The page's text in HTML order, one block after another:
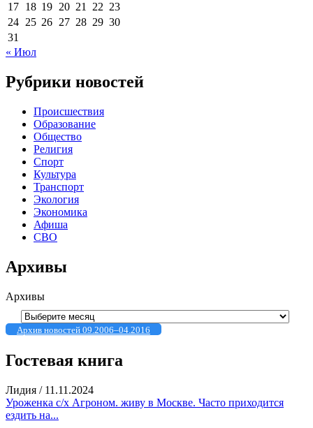
17 18 19 20 21 22 23
24 25 26 27 28 29 30
31
« Июл
Рубрики новостей
Происшествия
Образование
Общество
Религия
Спорт
Культура
Транспорт
Экология
Экономика
Афиша
СВО
Архивы
Архивы
Архив новостей 09.2006–04.2016
Гостевая книга
Лидия / 11.11.2024
Уроженка с/х Агроном. живу в Москве. Часто приходится
ездить на...